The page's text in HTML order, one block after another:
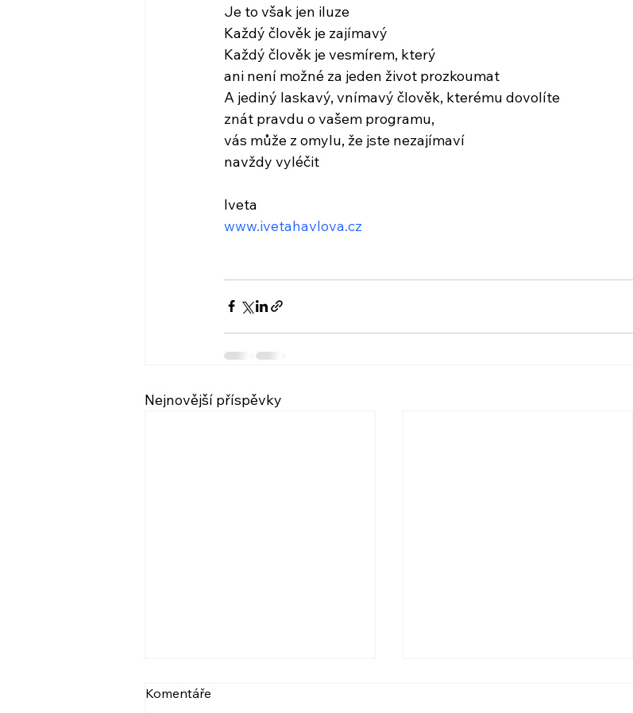
Je to však jen iluze
Každý člověk je zajímavý
Každý člověk je vesmírem, který
ani není možné za jeden život prozkoumat
A jediný laskavý, vnímavý člověk, kterému dovolíte
znát pravdu o vašem programu,
vás může z omylu, že jste nezajímaví
navždy vyléčit
Iveta
www.ivetahavlova.cz
Nejnovější příspěvky
VIDEO: NARCIS A
Komentáře